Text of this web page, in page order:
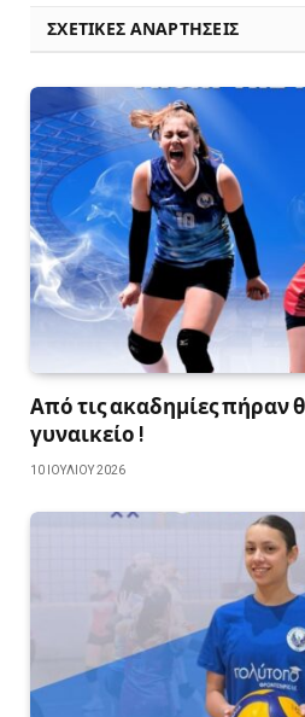
ΣΧΕΤΙΚΈΣ ΑΝΑΡΤΉΣΕΙΣ
Από τις ακαδημίες πήραν
γυναικείο !
10 ΙΟΥΛΊΟΥ 2026